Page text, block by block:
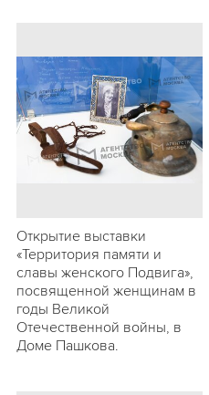
Открытие выставки
«Территория памяти и
славы женского Подвига»,
посвященной женщинам в
годы Великой
Отечественной войны, в
Доме Пашкова.